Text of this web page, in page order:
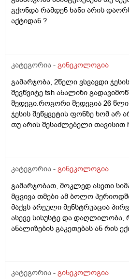
გქონდა რამდენ ხანი არის
აქტიდან ?
კატეგორია - გინეკოლოგია
გამარჯობა, 2წელი ვსვავდი
შევწვიტე tsh ანალიზი
შედეგი.როგორი შედეგია 26
ჯესის შეწყვეტის ფონზე ხომ არ
თუ არის შესაძლებელი თავისით
კატეგორია - გინეკოლოგია
გამარჯობათ, მოკლედ ასეთი
მცვივა თმები ამ ბოლო
მაქვს არეული მენსტრუაცია
ასევე სისუსტე და დაღლილობა,
ანალიზების გაკეთებას ან რის
კატეგორია - გინეკოლოგია